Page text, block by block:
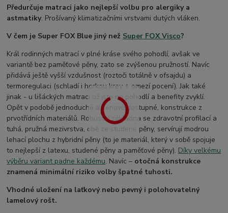
Předurčuje matraci jako nejlepší volbu pro alergiky a
astmatiky. Prošívaný klimatizačními vrstvami dutých vláken.
V čem je Super FOX Blue jiný než Super FOX Visco?
Král rodinných matrací v plné kráse svého pohodlí, avšak ve
variantě bez paměťové pěny, zato se zvýšenou pružností. Navíc
přidává ještě vyšší vzdušnost (roztoči totálně v ofsajdu) a
termoregulaci (schladí i horkou krev + omezí pocení). Jak také
jinak - u lišáckých matrací už jste na pohodlí a benefity zvyklí.
Opět v podobě jednoduché a cenově dostupné, konstrukce z
prvotřídních materiálů. Robustní základna se zdravotní profilací a
tuhá, pružná mezivrstva, obě ze studené pěny, servírují modrou
lehací plochu z hybridní pěny (to je materiál, který v sobě spojuje
to nejlepší z latexu, studené pěny a paměťové pěny). Díky velkému
výběru variant padne každému. Navíc – otočná konstrukce
znamená minimální riziko volby špatné tuhosti.
Vhodné uložení na laťkový nebo pevný i polohovatelný
lamelový rošt.